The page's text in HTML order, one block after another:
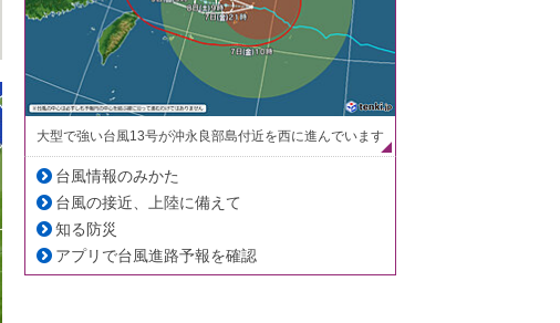
大型で強い台風13号が沖永良部島付近を西に進んでいます
台風情報のみかた
台風の接近、上陸に備えて
知る防災
アプリで台風進路予報を確認